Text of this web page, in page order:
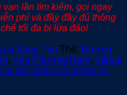
lần tìm kiếm, gọi ngay
phí và đầy đầy đủ thông
tối đa bị lừa đảo!
tại Vũng Tàu Thẻ: Đường
, Khu Phương Nam, Villa &
sức chứa 20 người tại